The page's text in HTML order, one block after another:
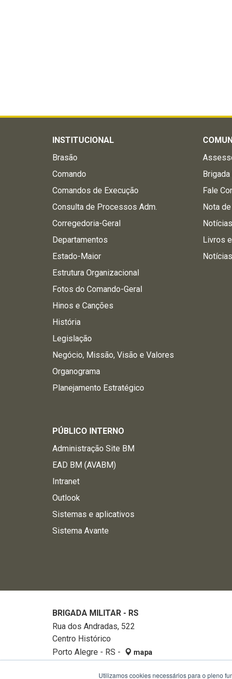
INSTITUCIONAL
Brasão
Comando
Comandos de Execução
Consulta de Processos Adm.
Corregedoria-Geral
Departamentos
Estado-Maior
Estrutura Organizacional
Fotos do Comando-Geral
Hinos e Canções
História
Legislação
Negócio, Missão, Visão e Valores
Organograma
Planejamento Estratégico
Fale
Nota
Livros
PÚBLICO INTERNO
Administração Site BM
EAD BM (AVABM)
Intranet
Outlook
Sistemas e aplicativos
Sistema Avante
BRIGADA MILITAR - RS
Rua dos Andradas, 522
Centro Histórico
Porto Alegre - RS -
mapa
Utilizamos cookies necessários para o pleno